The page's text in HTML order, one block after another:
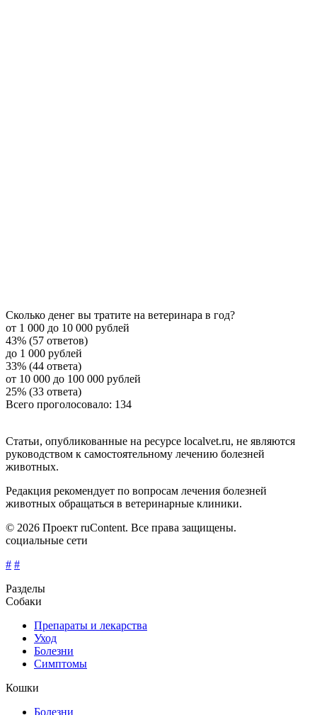
Сколько денег вы тратите на ветеринара в год?
от 1 000 до 10 000 рублей
43% (57 ответов)
до 1 000 рублей
33% (44 ответа)
от 10 000 до 100 000 рублей
25% (33 ответа)
Всего проголосовало: 134
Статьи, опубликованные на ресурсе localvet.ru, не являются
руководством к самостоятельному лечению болезней
животных.
Редакция рекомендует по вопросам лечения болезней
животных обращаться в ветеринарные клиники.
© 2026 Проект ruContent. Все права защищены.
социальные сети
# #
Разделы
Собаки
Препараты и лекарства
Уход
Болезни
Симптомы
Кошки
Болезни